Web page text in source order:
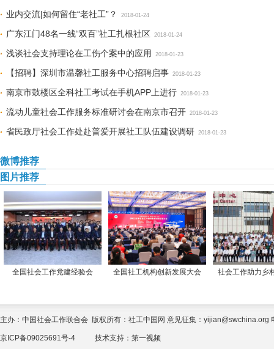
业内交流|如何留住“老社工”？ 2018-01-24
广东江门48名一线“双百”社工扎根社区 2018-01-24
浅谈社会支持理论在工伤个案中的应用 2018-01-23
【招聘】深圳市温馨社工服务中心招聘启事 2018-01-23
南京市鼓楼区全科社工考试在手机APP上进行 2018-01-23
流动儿童社会工作服务标准研讨会在南京市召开 2018-01-23
省民政厅社会工作处赴普爱开展社工队伍建设调研 2018-01-23
微博推荐
图片推荐
全国社会工作党建经验会 全国社工机构创新发展大会 社会工作助力乡
主办：中国社会工作联合会 版权所有：社工中国网 意见征集：yijian@swchina.org
京ICP备09025691号-4 技术支持： 第一视频